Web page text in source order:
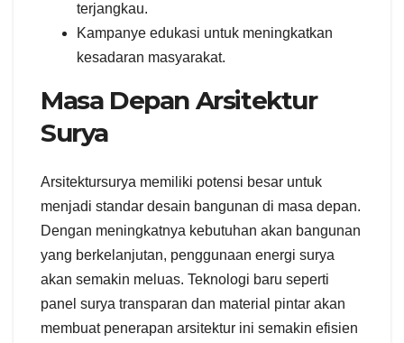
terjangkau.
Kampanye edukasi untuk meningkatkan
kesadaran masyarakat.
Masa Depan Arsitektur
Surya
Arsitektursurya memiliki potensi besar untuk
menjadi standar desain bangunan di masa depan.
Dengan meningkatnya kebutuhan akan bangunan
yang berkelanjutan, penggunaan energi surya
akan semakin meluas. Teknologi baru seperti
panel surya transparan dan material pintar akan
membuat penerapan arsitektur ini semakin efisien